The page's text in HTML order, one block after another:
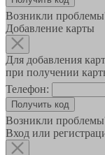
Возникли
Добавление карты
Для добавления
при получении
Телефон:
Возникли
Вход или